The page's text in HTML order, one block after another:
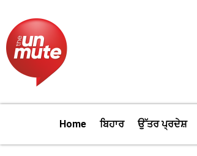
content
Home ਬਿਹਾਰ ਉੱਤਰ ਪ੍ਰਦੇਸ਼